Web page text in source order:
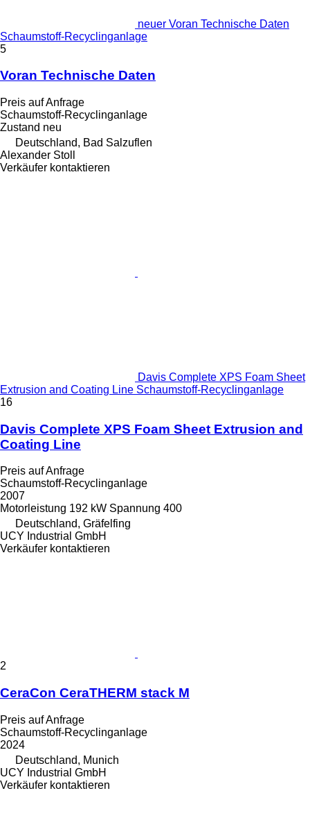
neuer Voran Technische Daten
Schaumstoff-Recyclinganlage
5
Voran Technische Daten
Preis auf Anfrage
Schaumstoff-Recyclinganlage
Zustand neu
Deutschland, Bad Salzuflen
Alexander Stoll
Verkäufer kontaktieren
Davis Complete XPS Foam Sheet
Extrusion and Coating Line Schaumstoff-Recyclinganlage
16
Davis Complete XPS Foam Sheet Extrusion and
Coating Line
Preis auf Anfrage
Schaumstoff-Recyclinganlage
2007
Motorleistung 192 kW Spannung 400
Deutschland, Gräfelfing
UCY Industrial GmbH
Verkäufer kontaktieren
2
CeraCon CeraTHERM stack M
Preis auf Anfrage
Schaumstoff-Recyclinganlage
2024
Deutschland, Munich
UCY Industrial GmbH
Verkäufer kontaktieren